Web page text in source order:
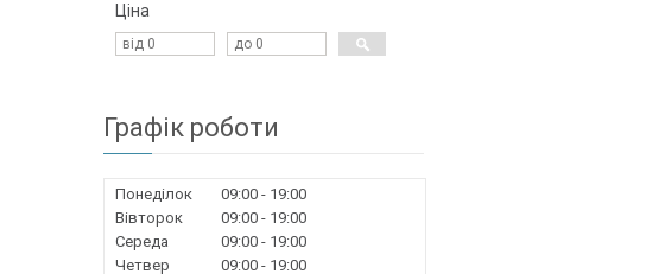
Ціна
Графік роботи
Понеділок 09:00
19:00
Вівторок
09:00
19:00
Середа
09:00
19:00
Четвер
09:00
19:00